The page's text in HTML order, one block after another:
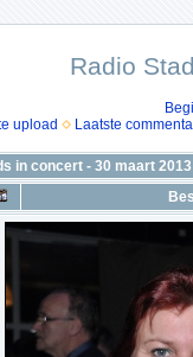
Radio
upload Laatste
in concert - 30 maart 2013